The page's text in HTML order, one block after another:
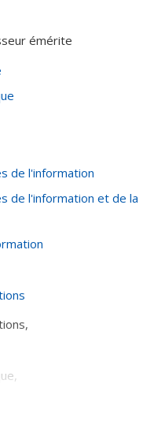
émérite
de l'information
de l'information et de la
des technologies au